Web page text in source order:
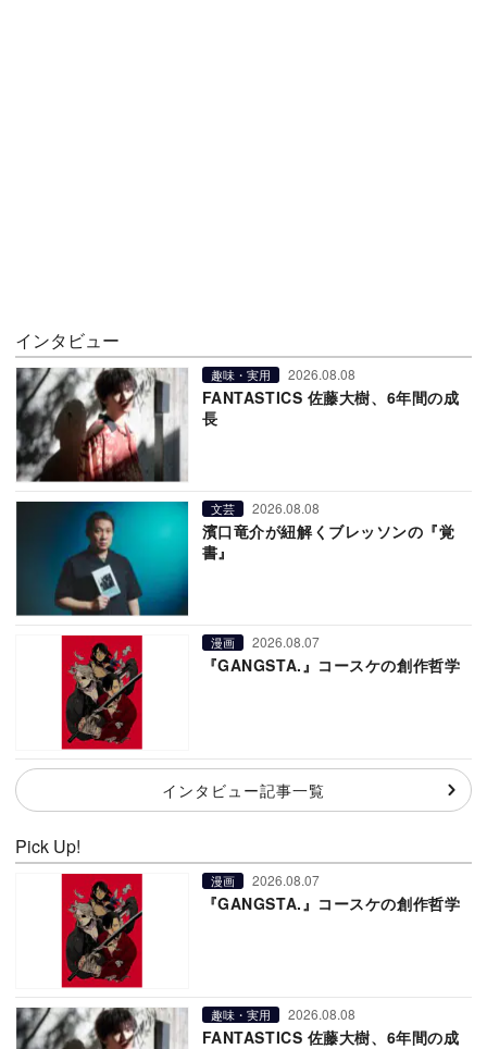
インタビュー
趣味・実用 2026.08.08
FANTASTICS 佐藤大樹、6年間の成
長
文芸 2026.08.08
濱口竜介が紐解くブレッソンの『覚
書』
漫画 2026.08.07
『GANGSTA.』コースケの創作哲学
インタビュー記事一覧
Pick Up!
漫画 2026.08.07
『GANGSTA.』コースケの創作哲学
趣味・実用 2026.08.08
FANTASTICS 佐藤大樹、6年間の成